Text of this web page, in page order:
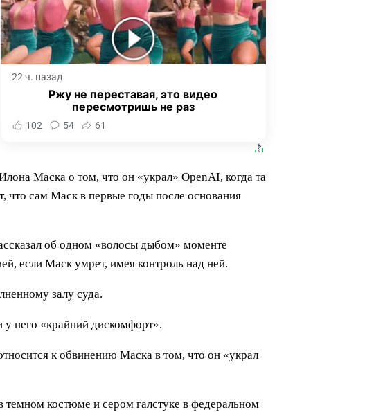
22 ч. назад
Ржу не переставая, это видео
пересмотришь не раз
102 54 61
Маска о том, что он «украл» OpenAI, когда та
что сам Маск в первые годы после основания
об одном «волосы дыбом» моменте
если Маск умрет, имея контроль над ней.
залу суда.
у него «крайний дискомфорт».
к обвинению Маска в том, что он «украл
костюме и сером галстуке в федеральном